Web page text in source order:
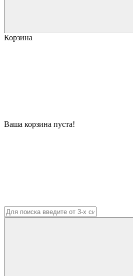
Корзина
Ваша корзина пуста!